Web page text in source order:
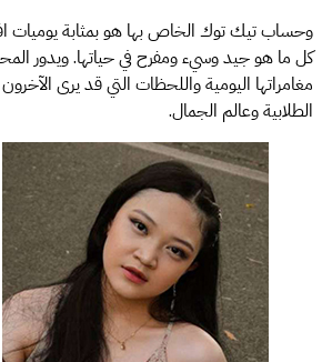
وحساب تيك توك الخاص بها هو بمثابة يوميات
كل ما هو جيد وسيء ومفرح في حياتها. ويدور
مغامراتها اليومية واللحظات التي قد يرى
الطلابية وعالم الجمال.